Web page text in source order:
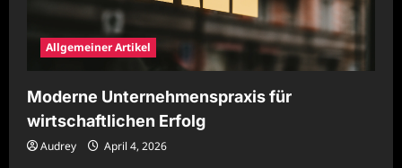
Allgemeiner Artikel
Moderne Unternehmenspraxis für
wirtschaftlichen Erfolg
Audrey April 4, 2026